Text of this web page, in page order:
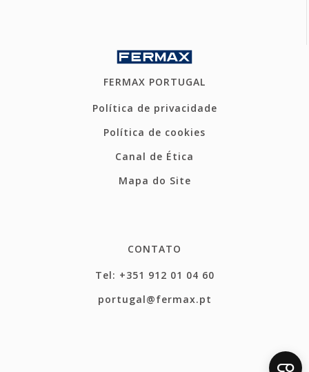
FERMAX PORTUGAL
Política de privacidade
Política de cookies
Canal de Ética
Mapa do Site
CONTATO
Tel: +351 912 01 04 60
portugal@fermax.pt